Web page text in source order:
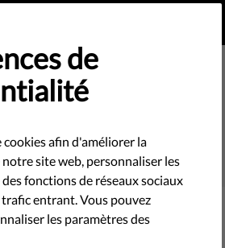
de
afin d'améliorer la
site web, personnaliser les
fonctions de réseaux sociaux
entrant. Vous pouvez
les paramètres des